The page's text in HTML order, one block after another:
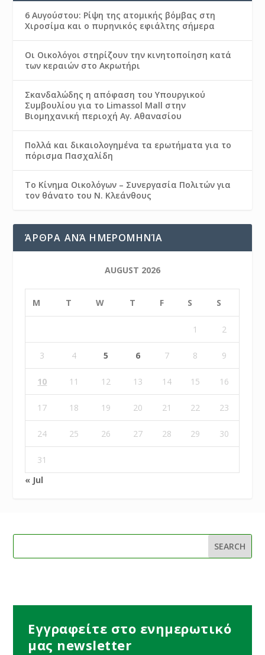
6 Αυγούστου: Ρίψη της ατομικής βόμβας στη
Χιροσίμα και ο πυρηνικός εφιάλτης σήμερα
Οι Οικολόγοι στηρίζουν την κινητοποίηση κατά
των κεραιών στο Ακρωτήρι
Σκανδαλώδης η απόφαση του Υπουργικού
Συμβουλίου για το Limassol Mall στην
Βιομηχανική περιοχή Αγ. Αθανασίου
Πολλά και δικαιολογημένα τα ερωτήματα για το
πόρισμα Πασχαλίδη
Το Κίνημα Οικολόγων – Συνεργασία Πολιτών για
τον θάνατο του Ν. Κλεάνθους
ΆΡΘΡΑ ΑΝΆ ΗΜΕΡΟΜΗΝΊΑ
AUGUST 2026
M T W T F S S
1 2
3 4 5 6 7 8 9
10 11 12 13 14 15 16
17 18 19 20 21 22 23
24 25 26 27 28 29 30
31
« Jul
Εγγραφείτε στο ενημερωτικό
μας newsletter